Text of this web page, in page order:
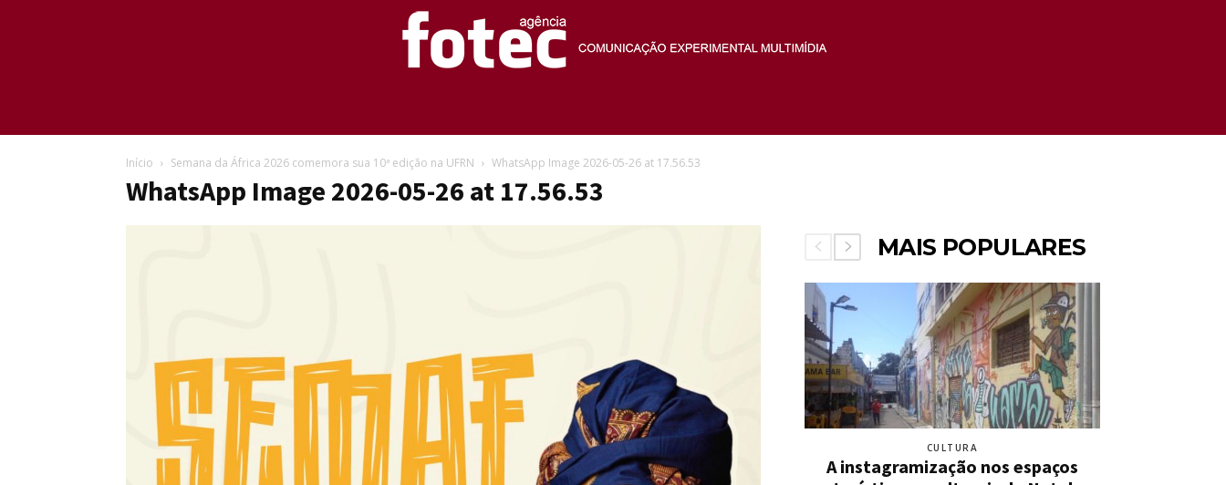
Início Semana da África 2026 comemora sua 10ª edição na UFRN WhatsApp Image 2026-05-26 at 17.56.53
WhatsApp Image 2026-05-26 at 17.56.53
MAIS POPULARES
CULTURA
A instagramização nos espaços